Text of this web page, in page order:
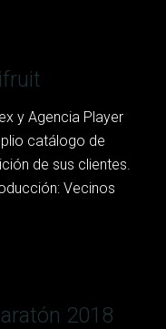
y Agencia Player
catálogo de
de sus clientes.
Vecinos
2018